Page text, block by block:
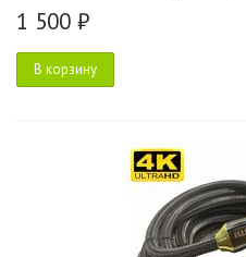
1 500 ₽
В корзину